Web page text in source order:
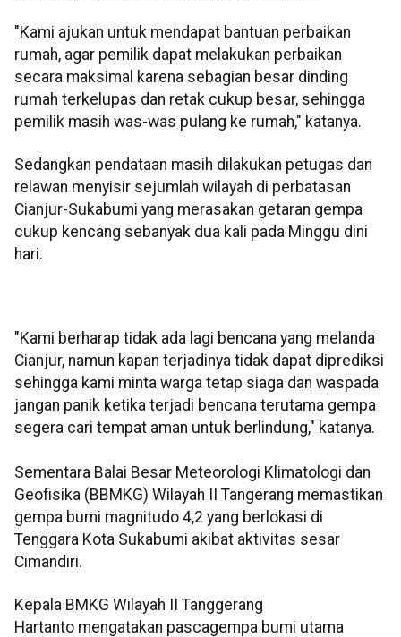
"Kami ajukan untuk mendapat bantuan perbaikan
rumah, agar pemilik dapat melakukan perbaikan
secara maksimal karena sebagian besar dinding
rumah terkelupas dan retak cukup besar, sehingga
pemilik masih was-was pulang ke rumah," katanya.
Sedangkan pendataan masih dilakukan petugas dan
relawan menyisir sejumlah wilayah di perbatasan
Cianjur-Sukabumi yang merasakan getaran gempa
cukup kencang sebanyak dua kali pada Minggu dini
hari.
"Kami berharap tidak ada lagi bencana yang melanda
Cianjur, namun kapan terjadinya tidak dapat diprediksi
sehingga kami minta warga tetap siaga dan waspada
jangan panik ketika terjadi bencana terutama gempa
segera cari tempat aman untuk berlindung," katanya.
Sementara Balai Besar Meteorologi Klimatologi dan
Geofisika (BBMKG) Wilayah II Tangerang memastikan
gempa bumi magnitudo 4,2 yang berlokasi di
Tenggara Kota Sukabumi akibat aktivitas sesar
Cimandiri.
Kepala BMKG Wilayah II Tanggerang
Hartanto mengatakan pascagempa bumi utama